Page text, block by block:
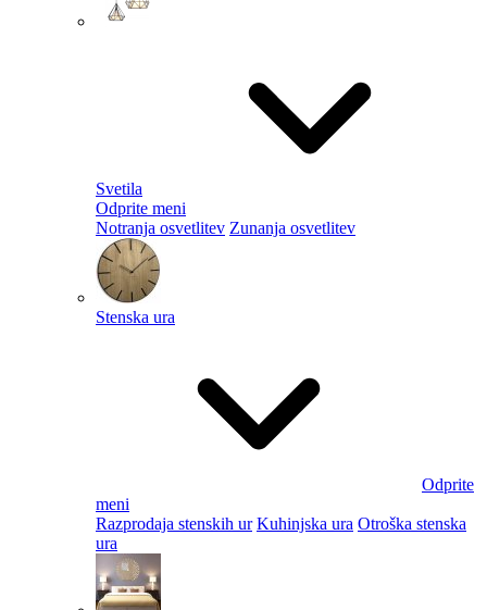
Svetila
Odprite meni
Notranja osvetlitev Zunanja osvetlitev
Stenska ura
Odprite
meni
Razprodaja stenskih ur Kuhinjska ura Otroška stenska
ura